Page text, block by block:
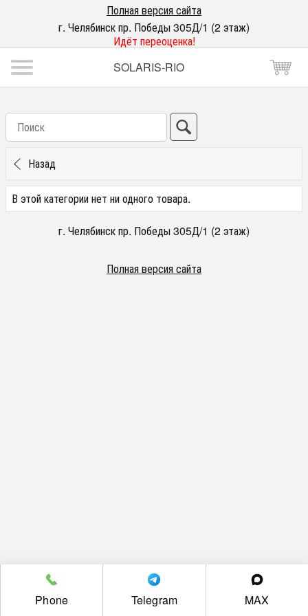
Полная версия сайта
г. Челябинск пр. Победы 305Д/1 (2 этаж)
Идёт переоценка!
SOLARIS-RIO
Назад
В этой категории нет ни одного товара.
г. Челябинск пр. Победы 305Д/1 (2 этаж)
Полная версия сайта
Phone Telegram MAX